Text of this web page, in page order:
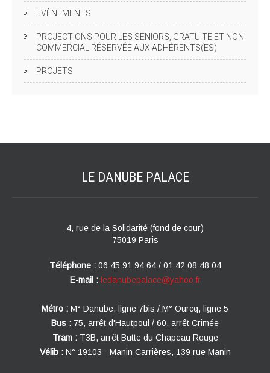
EVÈNEMENTS
PROJECTIONS POUR LES SENIORS, GRATUITE ET NON
COMMERCIAL RÉSERVÉE AUX ADHÉRENTS(ES)
PROJETS
LE DANUBE PALACE
4, rue de la Solidarité (fond de cour)
75019 Paris
Téléphone : 06 45 91 94 64 / 01 42 08 48 04
E-mail : ledanubepalace@yahoo.fr
Métro : M° Danube, ligne 7bis / M° Ourcq, ligne 5
Bus : 75, arrêt d'Hautpoul / 60, arrêt Crimée
Tram : T3B, arrêt Butte du Chapeau Rouge
Vélib : N° 19103 - Manin Carrières, 139 rue Manin